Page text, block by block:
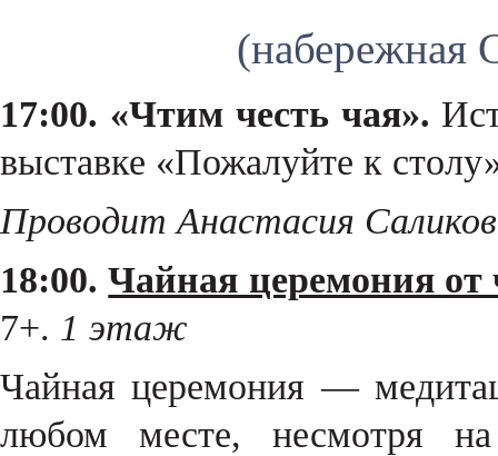
(набережная
17:00. «Чтим честь чая».
выставке «Пожалуйте к
Проводит Анастасия
18:00.Чайная церемония от
7+. 1 этаж
Чайная церемония —
любом месте, несмотря